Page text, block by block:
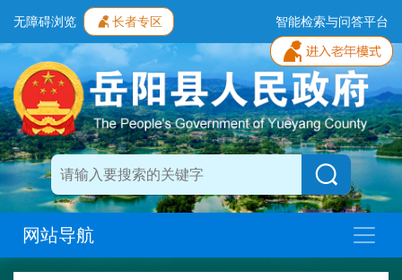
无障碍浏览 长者专区 智能检索与问答平台
网站导航